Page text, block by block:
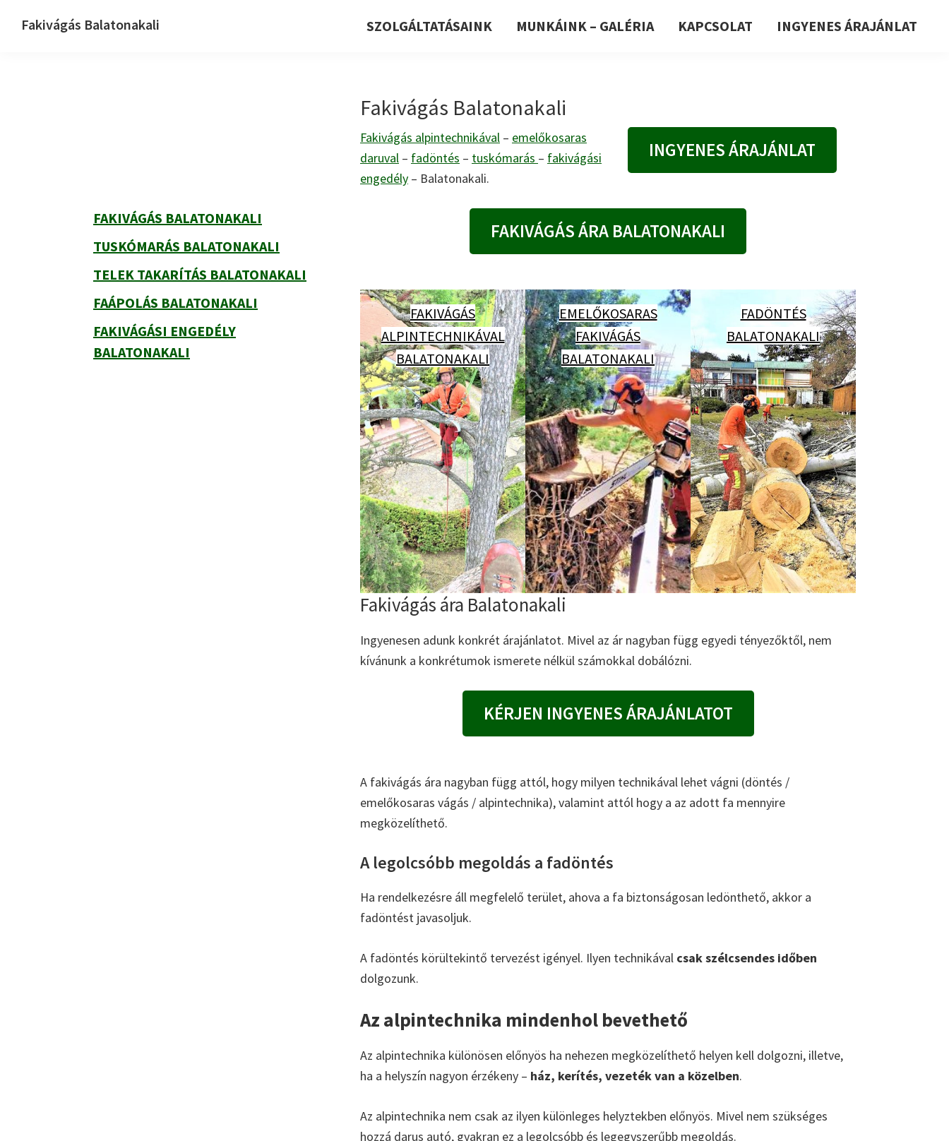
Fakivágás Balatonakali SZOLGÁLTATÁSAINK MUNKÁINK – GALÉRIA KAPCSOLAT INGYENES ÁRAJÁNLAT
Fakivágás Balatonakali
Fakivágás alpintechnikával – emelőkosaras
daruval – fadöntés – tuskómarás – fakivágási
engedély – Balatonakali.
INGYENES ÁRAJÁNLAT
FAKIVÁGÁS ÁRA BALATONAKALI
FAKIVÁGÁS
ALPINTECHNIKÁVAL
BALATONAKALI
EMELŐKOSARAS
FAKIVÁGÁS
BALATONAKALI
FADÖNTÉS
BALATONAKALI
Fakivágás ára Balatonakali
Ingyenesen adunk konkrét árajánlatot. Mivel az ár nagyban függ egyedi tényezőktől, nem
kívánunk a konkrétumok ismerete nélkül számokkal dobálózni.
KÉRJEN INGYENES ÁRAJÁNLATOT
A fakivágás ára nagyban függ attól, hogy milyen technikával lehet vágni (döntés /
emelőkosaras vágás / alpintechnika), valamint attól hogy a az adott fa mennyire
megközelíthető.
A legolcsóbb megoldás a fadöntés
Ha rendelkezésre áll megfelelő terület, ahova a fa biztonságosan ledönthető, akkor a
fadöntést javasoljuk.
A fadöntés körültekintő tervezést igényel. Ilyen technikával csak szélcsendes időben
dolgozunk.
Az alpintechnika mindenhol bevethető
Az alpintechnika különösen előnyös ha nehezen megközelíthető helyen kell dolgozni, illetve,
ha a helyszín nagyon érzékeny – ház, kerítés, vezeték van a közelben.
Az alpintechnika nem csak az ilyen különleges helyztekben előnyös. Mivel nem szükséges
hozzá darus autó, gyakran ez a legolcsóbb és legegyszerűbb megoldás.
FAKIVÁGÁS BALATONAKALI
TUSKÓMARÁS BALATONAKALI
TELEK TAKARÍTÁS BALATONAKALI
FAÁPOLÁS BALATONAKALI
FAKIVÁGÁSI ENGEDÉLY
BALATONAKALI